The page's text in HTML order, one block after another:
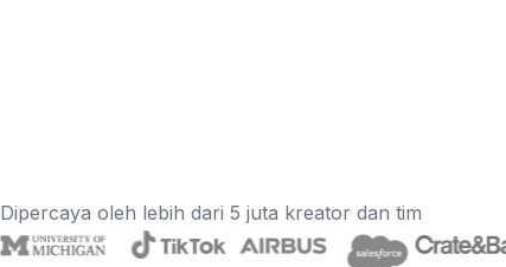
Dipercaya oleh lebih dari 5 juta kreator dan tim